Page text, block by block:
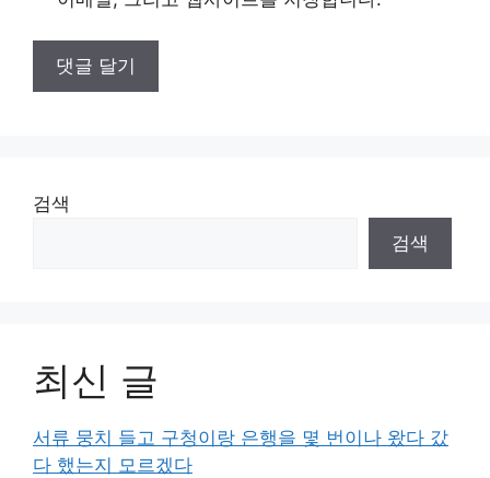
검색
검색
최신 글
서류 뭉치 들고 구청이랑 은행을 몇 번이나 왔다 갔
다 했는지 모르겠다